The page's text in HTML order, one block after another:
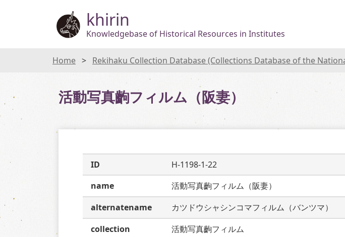
khirin
Knowledgebase of Historical Resources in Institutes
Home Rekihaku Collection Database (Collections Database of the
活動写真齣フィルム（阪妻）
ID
H-1198-1-22
name
活動写真齣フィルム（阪妻）
alternatename
カツドウシャシンコマフィルム（バンツマ）
collection
活動写真齣フィルム